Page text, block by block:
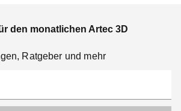
den monatlichen Artec 3D
Ratgeber und mehr